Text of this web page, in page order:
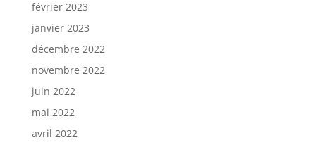
février 2023
janvier 2023
décembre 2022
novembre 2022
juin 2022
mai 2022
avril 2022